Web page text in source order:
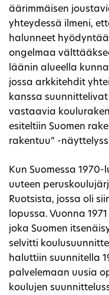
äärimmäisen
yhteydessä ilmeni,
halunneet
ongelmaa
läänin alueella
jossa arkkitehdit
kanssa
vastaavia
esiteltiin Suomen
rakentuu” -
Kun Suomessa
uuteen
Ruotsista, jossa oli
lopussa. Vuonna
joka Suomen
selvitti
haluttiin suunnitella
palvelemaan uusia
koulujen